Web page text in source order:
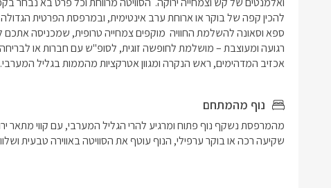
אכזיב המדהימים, ראש הנקרה ומגוון אטרקציות מהממות בגליל המערבי.
נוף מהמתחם